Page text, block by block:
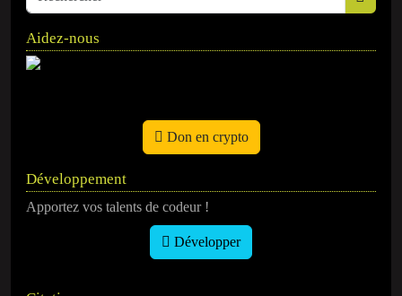
Aidez-nous
Don en crypto
Développement
Apportez vos talents de codeur !
Développer